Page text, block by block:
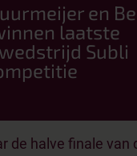
en
laatste
Subli
de halve finale van